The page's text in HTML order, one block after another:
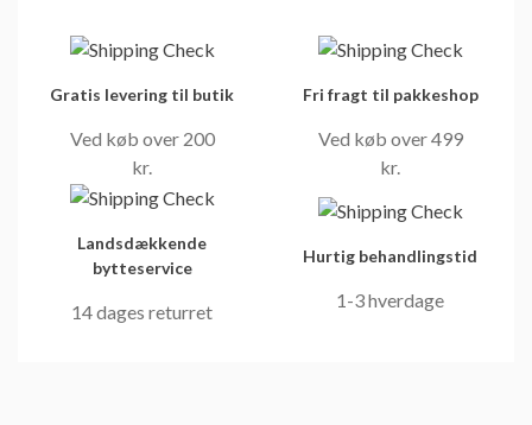
Gratis levering til butik
Ved køb over 200
kr.
Fri fragt til pakkeshop
Ved køb over 499
kr.
Landsdækkende
bytteservice
14 dages returret
Hurtig behandlingstid
1-3 hverdage